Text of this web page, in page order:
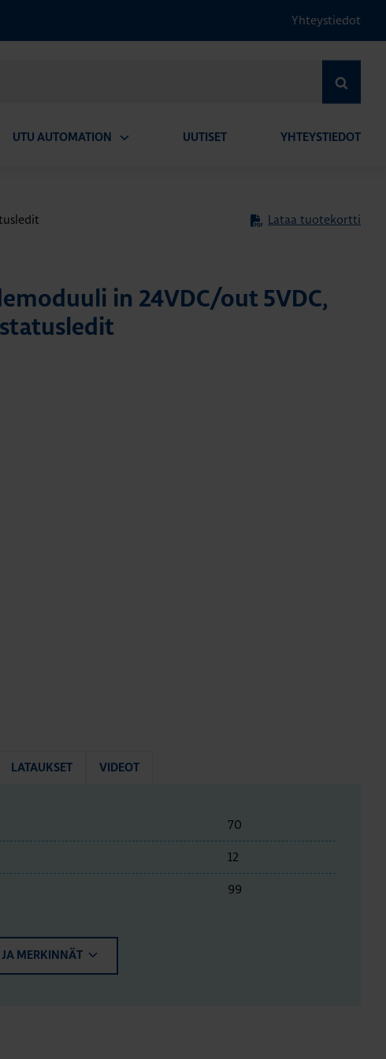
Yhteystiedot
UTU AUTOMATION UUTISET YHTEYSTIEDOT
Lataa tuotekortti
in 24VDC/out 5VDC,
statusledit
LATAUKSET VIDEOT
70
12
99
JA MERKINNÄT